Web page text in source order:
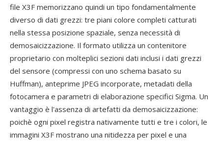
file X3F memorizzano quindi un tipo fondamentalmente
diverso di dati grezzi: tre piani colore completi catturati
nella stessa posizione spaziale, senza necessità di
demosaicizzazione. Il formato utilizza un contenitore
proprietario con molteplici sezioni dati inclusi i dati grezzi
del sensore (compressi con uno schema basato su
Huffman), anteprime JPEG incorporate, metadati della
fotocamera e parametri di elaborazione specifici Sigma. Un
vantaggio è l'assenza di artefatti da demosaicizzazione:
poichè ogni pixel registra nativamente tutti e tre i colori, le
immagini X3F mostrano una nitidezza per pixel e una